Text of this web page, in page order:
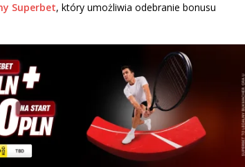
Superbet, który umożliwia odebranie bonusu